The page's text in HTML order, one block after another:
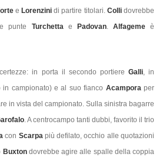
e Lorenzinidi partire titolari. Collidovrebbe
punte Turchetta e Padovan. Alfagemeè
in porta il secondo portiere Galli, in
in campionato) e al suo fianco Acamporaper
in vista del campionato. Sulla sinistra bagarre
. A centrocampo tanti dubbi, favorito il trio
con Scarpa più defilato, occhio alle quotazioni
Buxton dovrebbe agire alle spalle della coppia